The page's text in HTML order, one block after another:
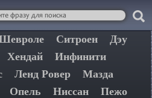
Ситроен
Дэу
Хендай
Инфинити
Ленд Ровер
Мазда
Опель Ниссан
Пежо